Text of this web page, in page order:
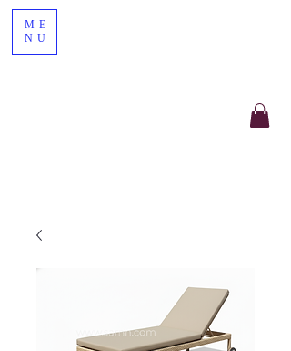
ME
NU